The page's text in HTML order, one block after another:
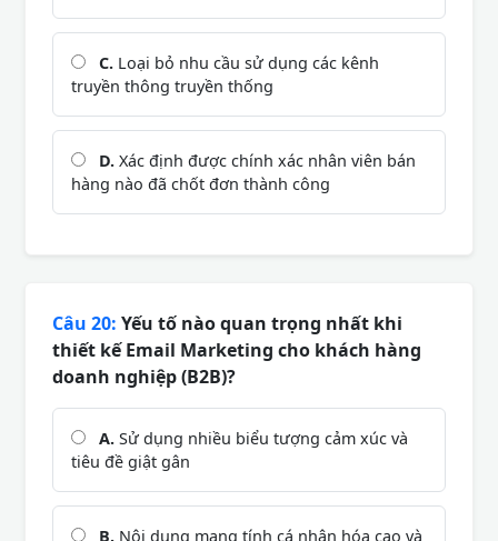
C. Loại bỏ nhu cầu sử dụng các kênh
truyền thông truyền thống
D. Xác định được chính xác nhân viên bán
hàng nào đã chốt đơn thành công
Câu 20: Yếu tố nào quan trọng nhất khi
thiết kế Email Marketing cho khách hàng
doanh nghiệp (B2B)?
A. Sử dụng nhiều biểu tượng cảm xúc và
tiêu đề giật gân
B. Nội dung mang tính cá nhân hóa cao và